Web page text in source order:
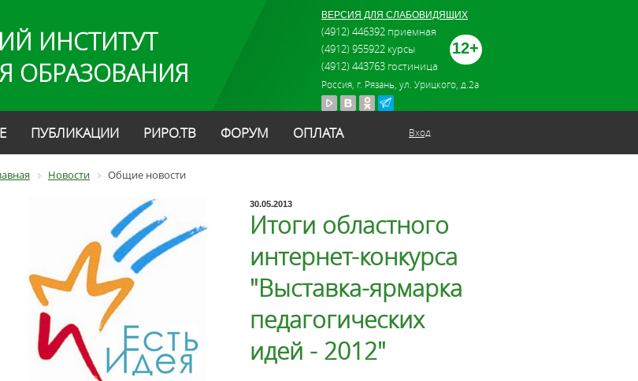
ИНСТИТУТ
ОБРАЗОВАНИЯ
12+
ВЕРСИЯ ДЛЯ СЛАБОВИДЯЩИХ
(4912) 446392 приемная
(4912) 955922 курсы
(4912) 443763 гостиница
Россия, г. Рязань, ул. Урицкого, д.2а
ПУБЛИКАЦИИ РИРО.ТВ ФОРУМ ОПЛАТА Вход
Новости Общие новости
30.05.2013
Итоги областного
интернет-конкурса
"Выставка-ярмарка
педагогических
идей - 2012"